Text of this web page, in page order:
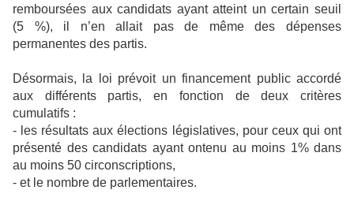
remboursées aux candidats ayant atteint un certain seuil
(5 %), il n’en allait pas de même des dépenses
permanentes des partis.
Désormais, la loi prévoit un financement public accordé
aux différents partis, en fonction de deux critères
cumulatifs :
- les résultats aux élections législatives, pour ceux qui ont
présenté des candidats ayant ontenu au moins 1% dans
au moins 50 circonscriptions,
- et le nombre de parlementaires.